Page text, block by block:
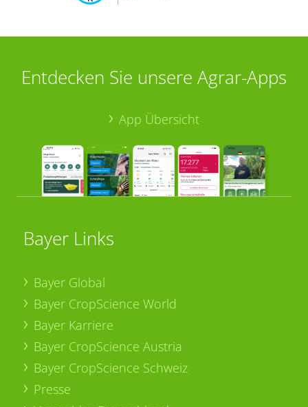
Entdecken Sie unsere Agrar-Apps
App Übersicht
Bayer Links
Bayer Global
Bayer CropScience World
Bayer Karriere
Bayer CropScience Austria
Bayer CropScience Schweiz
Presse